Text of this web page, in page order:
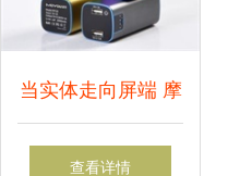
当实体走向屏端 摩
记手机电池引发的
查看详情